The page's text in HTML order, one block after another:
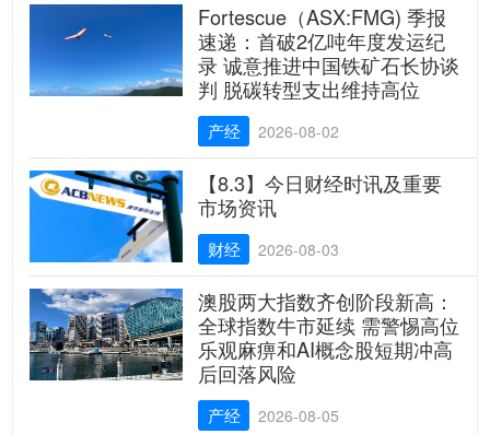
Fortescue（ASX:FMG) 季报
速递：首破2亿吨年度发运纪
录 诚意推进中国铁矿石长协谈
判 脱碳转型支出维持高位
产经 2026-08-02
【8.3】今日财经时讯及重要
市场资讯
财经 2026-08-03
澳股两大指数齐创阶段新高：
全球指数牛市延续 需警惕高位
乐观麻痹和AI概念股短期冲高
后回落风险
产经 2026-08-05